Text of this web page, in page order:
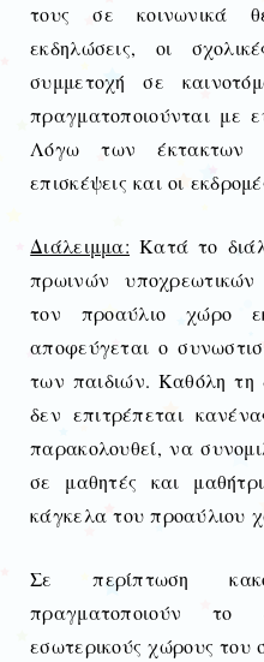
τους σε κοινωνικά
εκδηλώσεις, οι
συμμετοχή σε
πραγματοποιούνται με
Λόγω των έκτακτων
επισκέψεις και οι
Διάλειμμα: Κατά το
πρωινών υποχρεωτικών
τον προαύλιο χώρο
αποφεύγεται ο
των παιδιών. Καθόλη τη
δεν επιτρέπεται
παρακολουθεί, να
σε μαθητές και
κάγκελα του προαύλιου
Σε περίπτωση
πραγματοποιούν το
εσωτερικούς χώρους του